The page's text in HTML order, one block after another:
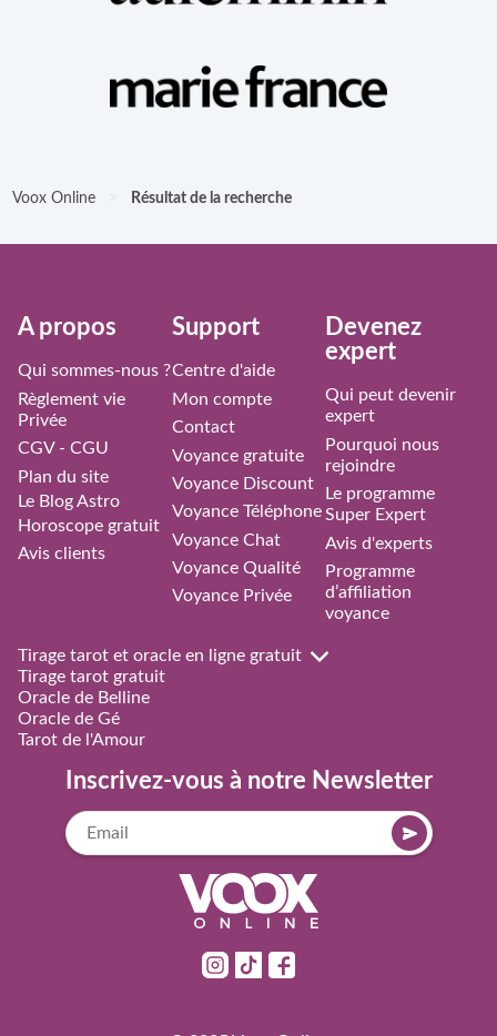
Voox Online Résultat de la recherche
À propos
Qui sommes-nous ?
Règlement vie
Privée
CGV - CGU
Plan du site
Le Blog Astro
Horoscope gratuit
Avis clients
Support
Centre d'aide
Mon compte
Contact
Voyance gratuite
Voyance Discount
Voyance Téléphone
Voyance Chat
Voyance Qualité
Voyance Privée
Devenez
expert
Qui peut devenir
expert
Pourquoi nous
rejoindre
Le programme
Super Expert
Avis d'experts
Programme
d’affiliation
voyance
Tirage tarot et oracle en ligne gratuit
Tirage tarot gratuit
Oracle de Belline
Oracle de Gé
Tarot de l'Amour
Inscrivez-vous à notre Newsletter